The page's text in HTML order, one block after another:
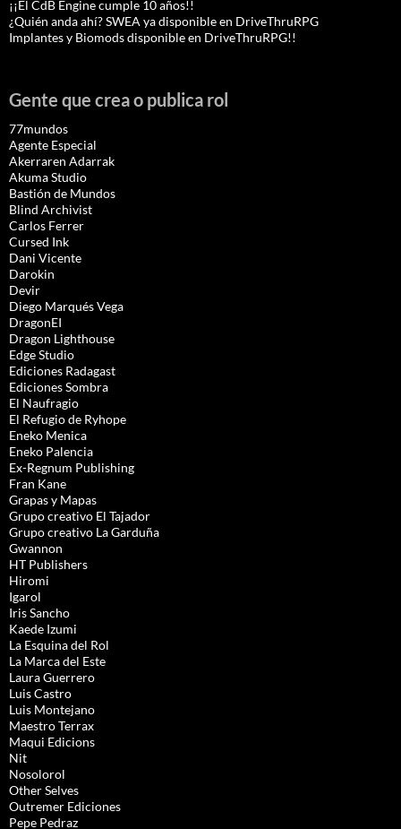
¡¡El CdB Engine cumple 10 años!!
¿Quién anda ahí? SWEA ya disponible en DriveThruRPG
Implantes y Biomods disponible en DriveThruRPG!!
Gente que crea o publica rol
77mundos
Agente Especial
Akerraren Adarrak
Akuma Studio
Bastión de Mundos
Blind Archivist
Carlos Ferrer
Cursed Ink
Dani Vicente
Darokin
Devir
Diego Marqués Vega
DragonEI
Dragon Lighthouse
Edge Studio
Ediciones Radagast
Ediciones Sombra
El Naufragio
El Refugio de Ryhope
Eneko Menica
Eneko Palencia
Ex-Regnum Publishing
Fran Kane
Grapas y Mapas
Grupo creativo El Tajador
Grupo creativo La Garduña
Gwannon
HT Publishers
Hiromi
Igarol
Iris Sancho
Kaede Izumi
La Esquina del Rol
La Marca del Este
Laura Guerrero
Luis Castro
Luis Montejano
Maestro Terrax
Maqui Edicions
Nit
Nosolorol
Other Selves
Outremer Ediciones
Pepe Pedraz